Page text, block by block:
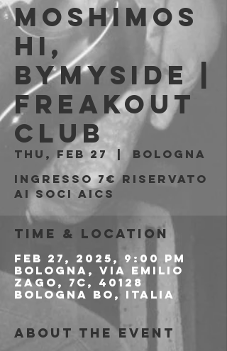
Moshimos
hi,
Bymyside |
Freakout
Club
Thu, Feb 27
  |
Bologna
Ingresso 7€ riservato
ai soci AICS
Time & Location
Feb 27, 2025, 9:00 PM
Bologna, Via Emilio
Zago, 7c, 40128
Bologna BO, Italia
About the event